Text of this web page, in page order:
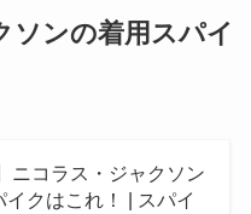
ソンの着用スパイ
ニコラス・ジャクソン
イクはこれ！ | スパイ